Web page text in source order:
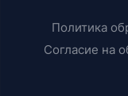
Политика
Согласие на